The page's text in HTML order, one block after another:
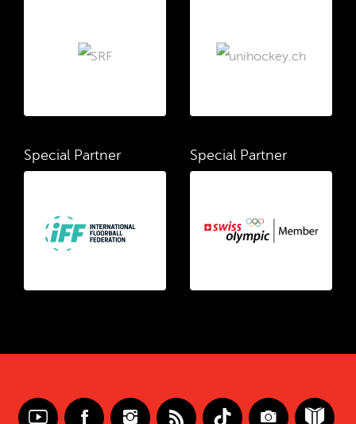
Special Partner Special Partner